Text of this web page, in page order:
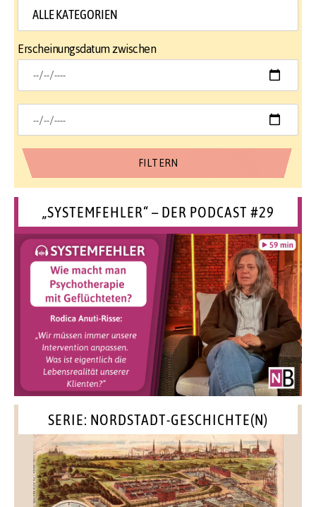
Erscheinungsdatum zwischen
„SYSTEMFEHLER“ – DER PODCAST #29
SERIE: NORDSTADT-GESCHICHTE(N)